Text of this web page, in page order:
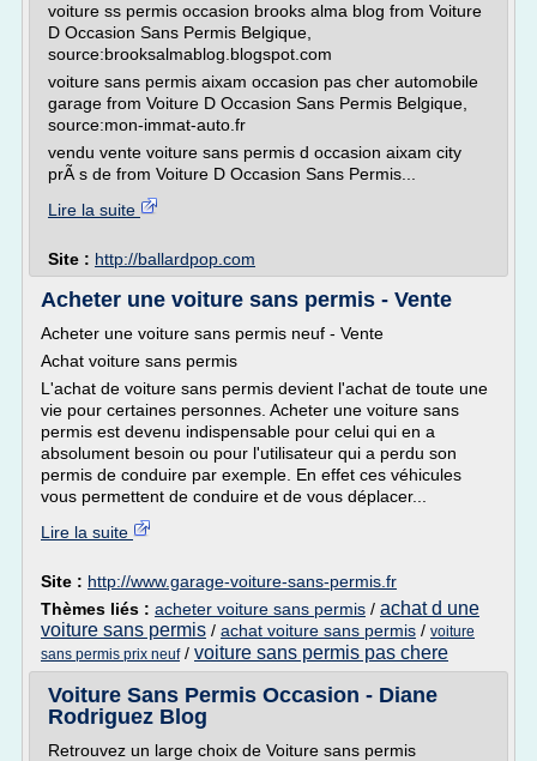
voiture ss permis occasion brooks alma blog from Voiture
D Occasion Sans Permis Belgique,
source:brooksalmablog.blogspot.com
voiture sans permis aixam occasion pas cher automobile
garage from Voiture D Occasion Sans Permis Belgique,
source:mon-immat-auto.fr
vendu vente voiture sans permis d occasion aixam city
prÃ s de from Voiture D Occasion Sans Permis...
Lire la suite
Site : http://ballardpop.com
Acheter une voiture sans permis - Vente
Acheter une voiture sans permis neuf - Vente
Achat voiture sans permis
L'achat de voiture sans permis devient l'achat de toute une
vie pour certaines personnes. Acheter une voiture sans
permis est devenu indispensable pour celui qui en a
absolument besoin ou pour l'utilisateur qui a perdu son
permis de conduire par exemple. En effet ces véhicules
vous permettent de conduire et de vous déplacer...
Lire la suite
Site : http://www.garage-voiture-sans-permis.fr
Thèmes liés : acheter voiture sans permis / achat d une
voiture sans permis / achat voiture sans permis / voiture
sans permis prix neuf/ voiture sans permis pas chere
Voiture Sans Permis Occasion - Diane
Rodriguez Blog
Retrouvez un large choix de Voiture sans permis